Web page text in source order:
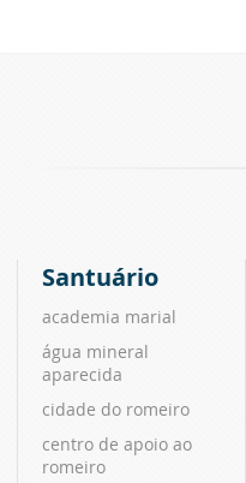
Santuário
academia marial
água mineral
aparecida
cidade do romeiro
centro de apoio ao
romeiro